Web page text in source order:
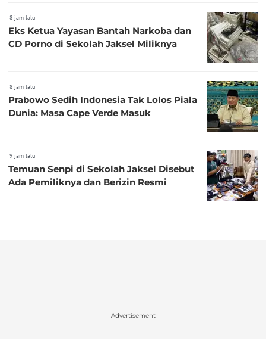
8 jam lalu
Eks Ketua Yayasan Bantah Narkoba dan
CD Porno di Sekolah Jaksel Miliknya
8 jam lalu
Prabowo Sedih Indonesia Tak Lolos Piala
Dunia: Masa Cape Verde Masuk
9 jam lalu
Temuan Senpi di Sekolah Jaksel Disebut
Ada Pemiliknya dan Berizin Resmi
Advertisement